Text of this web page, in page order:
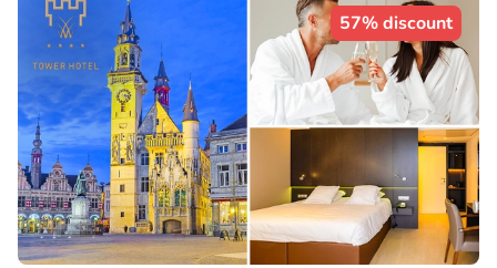
57% discount